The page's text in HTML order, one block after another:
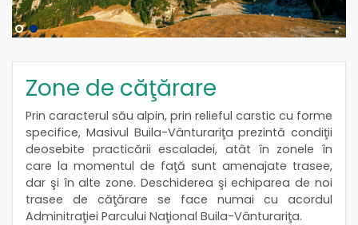
Zone de căţărare
Prin caracterul său alpin, prin relieful carstic cu forme
specifice, Masivul Buila-Vânturariţa prezintă condiţii
deosebite practicării escaladei, atât în zonele în
care la momentul de faţă sunt amenajate trasee,
dar şi în alte zone. Deschiderea şi echiparea de noi
trasee de căţărare se face numai cu acordul
Adminitraţiei Parcului Naţional Buila-Vânturariţa.